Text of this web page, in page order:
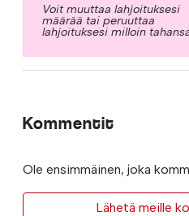
Voit muuttaa lahjoituksesi
määrää tai peruuttaa
lahjoituksesi milloin
Kommentit
Ole ensimmäinen, joka
Lähetä meille